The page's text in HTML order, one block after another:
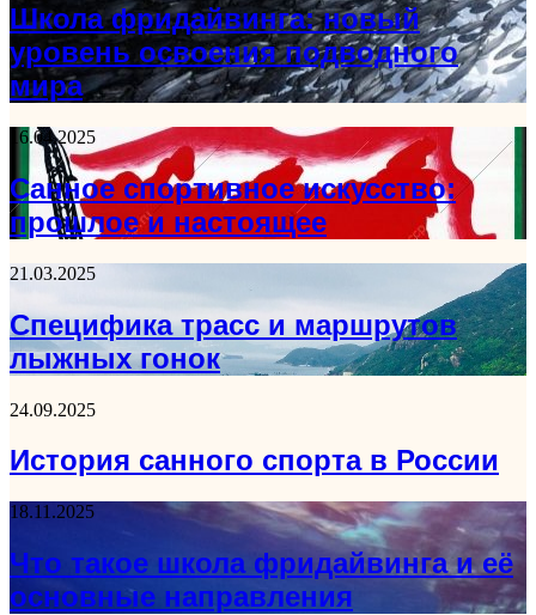
Школа фридайвинга: новый
уровень освоения подводного
мира
16.04.2025
Санное спортивное искусство:
прошлое и настоящее
21.03.2025
Специфика трасс и маршрутов
лыжных гонок
24.09.2025
История санного спорта в России
18.11.2025
Что такое школа фридайвинга и её
основные направления